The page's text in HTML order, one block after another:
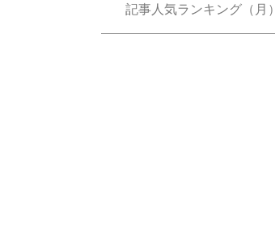
記事人気ランキング（月）